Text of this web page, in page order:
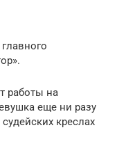
работы на
еще ни разу
креслах